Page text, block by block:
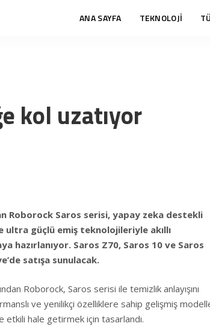
ANA SAYFA TEKNOLOJİ
kol uzatıyor
Roborock Saros serisi, yapay zeka destekli
ultra güçlü emiş teknolojileriyle akıllı
hazırlanıyor. Saros Z70, Saros 10 ve Saros
satışa sunulacak.
Roborock, Saros serisi ile temizlik anlayışını
ve yenilikçi özelliklere sahip gelişmiş
etkili hale getirmek için tasarlandı.